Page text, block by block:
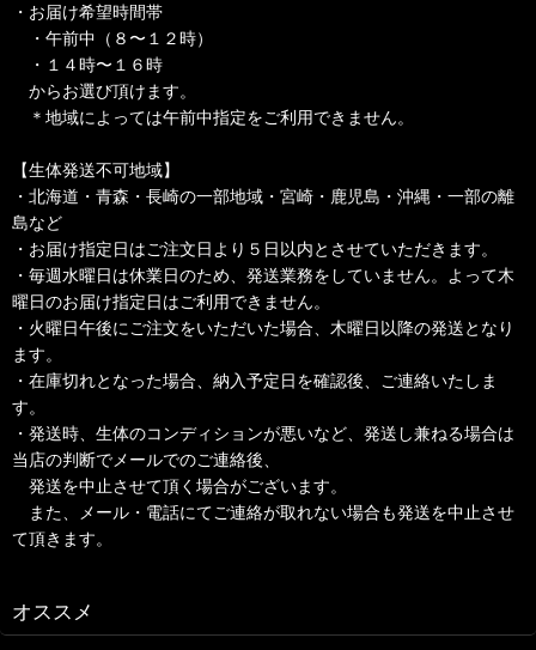
・お届け希望時間帯
・午前中（８〜１２時）
・１４時〜１６時
からお選び頂けます。
＊地域によっては午前中指定をご利用できません。
【生体発送不可地域】
・北海道・青森・長崎の一部地域・宮崎・鹿児島・沖縄・一部の離
島など
・お届け指定日はご注文日より５日以内とさせていただきます。
・毎週水曜日は休業日のため、発送業務をしていません。よって木
曜日のお届け指定日はご利用できません。
・火曜日午後にご注文をいただいた場合、木曜日以降の発送となり
ます。
・在庫切れとなった場合、納入予定日を確認後、ご連絡いたしま
す。
・発送時、生体のコンディションが悪いなど、発送し兼ねる場合は
当店の判断でメールでのご連絡後、
発送を中止させて頂く場合がございます。
また、メール・電話にてご連絡が取れない場合も発送を中止させ
て頂きます。
オススメ